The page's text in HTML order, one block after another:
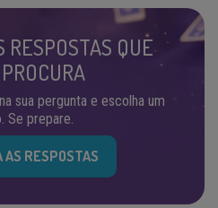
QUE
sua pergunta e escolha um
Se prepare.
AS RESPOSTAS